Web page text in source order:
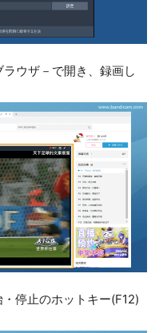
ウザ－で開き、録画し
停止のホットキー(F12)